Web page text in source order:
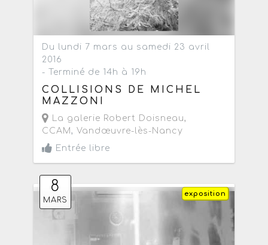
Du lundi 7 mars au samedi 23 avril
2016
- Terminé de 14h à 19h
COLLISIONS DE MICHEL
MAZZONI
La galerie Robert Doisneau,
CCAM , Vandœuvre-lès-Nancy
Entrée libre
8
MARS
exposition